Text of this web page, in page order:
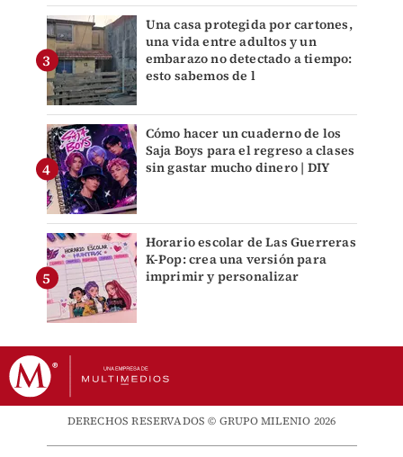
Una casa protegida por cartones,
una vida entre adultos y un
embarazo no detectado a tiempo:
esto sabemos de l
Cómo hacer un cuaderno de los
Saja Boys para el regreso a clases
sin gastar mucho dinero | DIY
Horario escolar de Las Guerreras
K-Pop: crea una versión para
imprimir y personalizar
DERECHOS RESERVADOS © GRUPO MILENIO 2026